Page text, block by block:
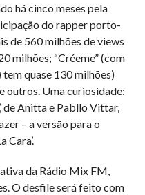
há cinco meses pela
do rapper porto-
de 560 milhões de views
milhões; “Créeme” (com
quase 130 milhões)
outros. Uma curiosidade:
de Anitta e Pabllo Vittar,
– a versão para o
Cara’.
da Rádio Mix FM,
O desfile será feito com